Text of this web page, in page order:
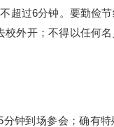
超过6分钟。要勤俭
外开；不得以任何名
钟到场参会；确有